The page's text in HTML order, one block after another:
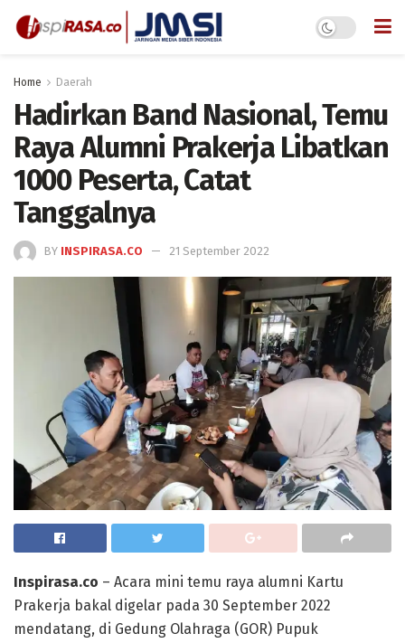
Home Daerah
Hadirkan Band Nasional, Temu
Raya Alumni Prakerja Libatkan
1000 Peserta, Catat
Tanggalnya
BY INSPIRASA.CO 21 September 2022
Inspirasa.co – Acara mini temu raya alumni Kartu
Prakerja bakal digelar pada 30 September 2022
mendatang, di Gedung Olahraga (GOR) Pupuk